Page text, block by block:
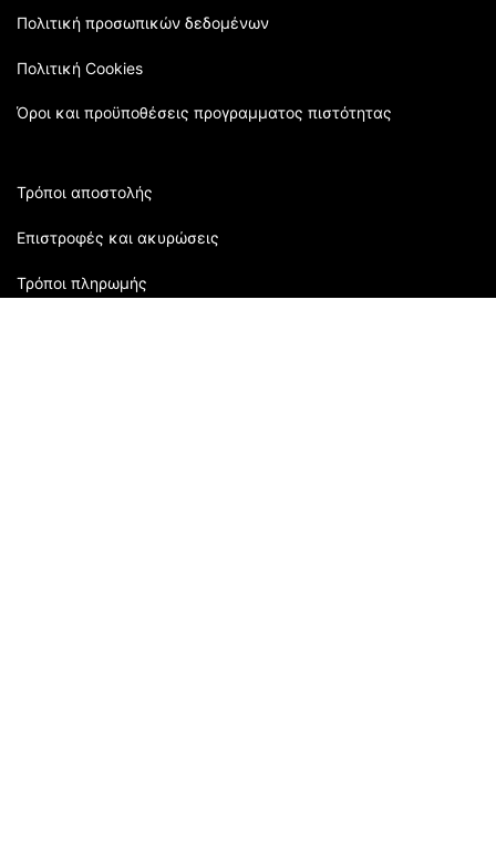
Πολιτική προσωπικών δεδομένων
Πολιτική Cookies
Όροι και προϋποθέσεις προγραμματος πιστότητας
Τρόποι αποστολής
Επιστροφές και ακυρώσεις
Τρόποι πληρωμής